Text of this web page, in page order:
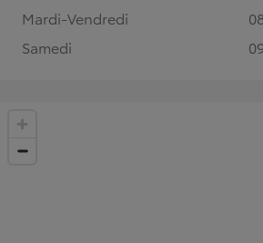
Mardi-Vendredi
Samedi